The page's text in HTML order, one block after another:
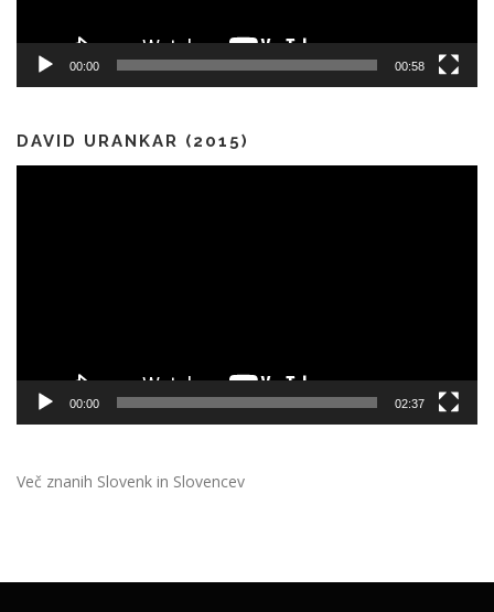
00:00 00:58
DAVID URANKAR (2015)
00:00 02:37
Več znanih Slovenk in Slovencev